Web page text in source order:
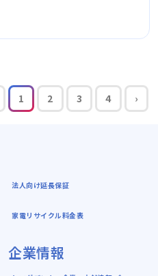
1 2 3 4 ›
法人向け延長保証
家電リサイクル料金表
企業情報